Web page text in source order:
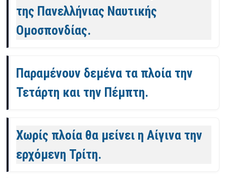
της Πανελλήνιας Ναυτικής
Ομοσπονδίας.
Παραμένουν δεμένα τα πλοία την
Τετάρτη και την Πέμπτη.
Χωρίς πλοία θα μείνει η Αίγινα την
ερχόμενη Τρίτη.